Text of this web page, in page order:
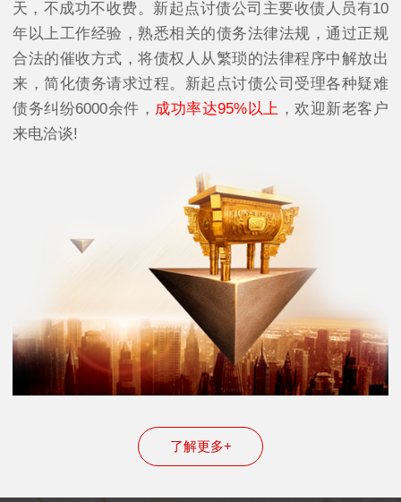
天，不成功不收费。新起点讨债公司主要收债人员有10
年以上工作经验，熟悉相关的债务法律法规，通过正规
合法的催收方式，将债权人从繁琐的法律程序中解放出
来，简化债务请求过程。新起点讨债公司受理各种疑难
债务纠纷6000余件， 成功率达95%以上 ，欢迎新老客户
来电洽谈!
了解更多+